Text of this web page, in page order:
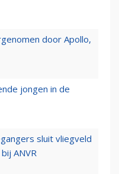
door Apollo,
jongen in de
sluit vliegveld
ANVR